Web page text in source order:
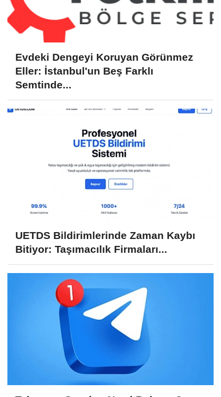
Evdeki Dengeyi Koruyan Görünmez
Eller: İstanbul'un Beş Farklı
Semtinde...
UETDS Bildirimlerinde Zaman Kaybı
Bitiyor: Taşımacılık Firmaları...